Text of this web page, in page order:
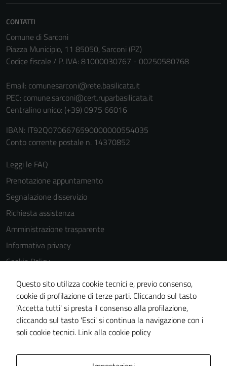
CONTATTI
Comune di Sarconi
Piazza Municipio, 11 85050, Sarconi (PZ)
Codice fiscale / P. IVA: 81000030767 - 00250580768
Email: comunesarconi@rete.basilicata.it
PEC: comune.sarconi@cert.ruparbasilicata.it
Centralino unico: (+39) 0975 66016
IBAN: IT92Q0706676590000000554035
Conto corrente postale n. 14370852
Leggi le FAQ
Prenotazione appuntamento
Segnalazione disservizio
Richiesta assistenza
Amministrazione trasparente
Informativa privacy
Cookie Policy
Note legali
Dichiarazione di accessibilità
Piano di miglioramento del sito
Statistiche sito web
Questo sito utilizza cookie tecnici e, previo consenso,
cookie di profilazione di terze parti. Cliccando sul tasto
'Accetta tutti' si presta il consenso alla profilazione,
cliccando sul tasto 'Esci' si continua la navigazione con i
soli cookie tecnici. Link alla cookie policy